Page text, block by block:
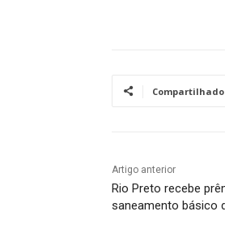
Compartilhado
Artigo anterior
Rio Preto recebe
saneamento básico